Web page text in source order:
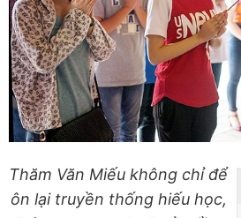
Thăm Văn Miếu không chỉ để
ôn lại truyền thống hiếu học,